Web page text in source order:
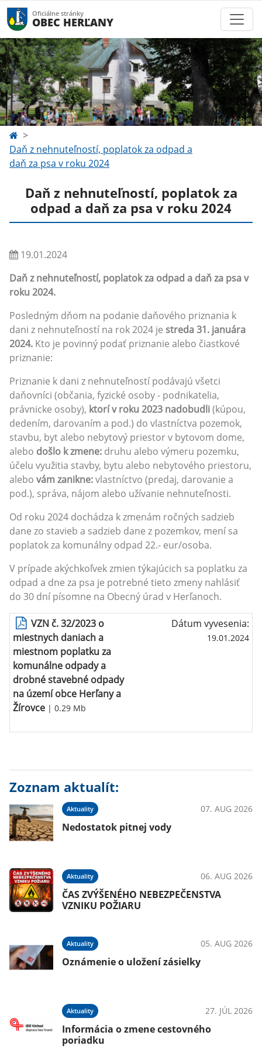
Oficiálne stránky
OBEC HERĽANY
Daň z nehnuteľností, poplatok za odpad a
daň za psa v roku 2024
Daň z nehnuteľností, poplatok za
odpad a daň za psa v roku 2024
19.01.2024
Daň z nehnuteľností, poplatok za odpad a daň za psa v
roku 2024.
Posledným dňom na podanie daňového priznania k
dani z nehnuteľností na rok 2024 je streda 31. januára
2024. Kto je povinný podať priznanie alebo čiastkové
priznanie:
Priznanie k dani z nehnuteľností podávajú všetci
daňovníci (občania, fyzické osoby - podnikatelia,
právnicke osoby), ktorí v roku 2023 nadobudli(kúpou,
dedením, darovaním a pod.) do vlastníctva pozemok,
stavbu, byt alebo nebytový priestor v bytovom dome,
alebo došlo k zmene: druhu alebo výmeru pozemku,
účelu využitia stavby, bytu alebo nebytového priestoru,
alebo vám zanikne:vlastníctvo (predaj, darovanie a
pod.), správa, nájom alebo užívanie nehnuteľnosti.
Od roku 2024 dochádza k zmenám ročných sadzieb
dane zo stavieb a sadzieb dane z pozemkov, mení sa
poplatok za komunálny odpad 22.- eur/osoba.
V prípade akýchkoľvek zmien týkajúcich sa poplatku za
odpad a dne za psa je potrebné tieto zmeny nahlásiť
do 30 dní písomne na Obecný úrad v Herľanoch.
VZN č. 32/2023 o
miestnych daniach a
miestnom poplatku za
komunálne odpady a
drobné stavebné odpady
na území obce Herľany a
Žírovce | 0.29 Mb
Dátum vyvesenia:
19.01.2024
Zoznam aktualít:
Aktuality 07. AUG 2026
Nedostatok pitnej vody
Aktuality 06. AUG 2026
ČAS ZVÝŠENÉHO NEBEZPEČENSTVA
VZNIKU POŽIARU
Aktuality 05. AUG 2026
Oznámenie o uložení zásielky
Aktuality 27. JÚL 2026
Informácia o zmene cestovného
poriadku